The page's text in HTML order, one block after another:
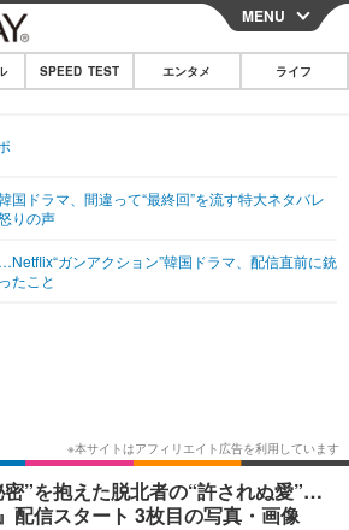
CLOSE
その他
その他
MENU
SPEED TEST エンタメ ライフ
国ドラマ、間違って“最終回”を流す特大ネタバレ
りの声
ガンアクション”韓国ドラマ、配信直前に銃
たこと
”を抱えた脱北者の“許されぬ愛”…
配信スタート 3枚目の写真・画像